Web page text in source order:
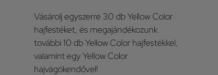
Vásárolj egyszerre 30 db Yellow Color
hajfestéket, és megajándékozunk
további 10 db Yellow Color hajfestékkel,
valamint egy Yellow Color
hajvágókendővel!